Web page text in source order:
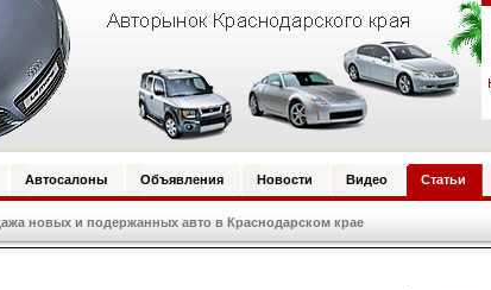
Автосалоны Объявления Новости Видео Статьи
новых и подержанных авто в Краснодарском крае